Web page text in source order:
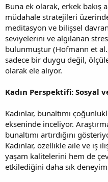
Buna ek olarak, erkek bakış
müdahale stratejileri
meditasyon ve bilişsel
seviyelerini ve algılanan
bulunmuştur (Hofmann et
sadece bir duygu değil,
olarak ele alıyor.
Kadın Perspektifi: Sosyal
Kadınlar, bunaltımı
ekseninde inceliyor.
bunaltımı artırdığını
Kadınlar, özellikle aile ve iş
yaşam kalitelerini hem de
etkilediğini daha sık